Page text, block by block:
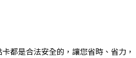
都是合法安全的，讓您省時、省力，